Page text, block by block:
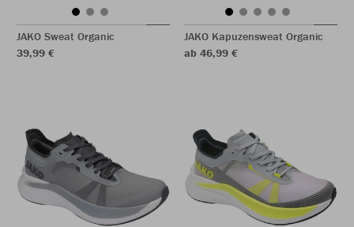
JAKO Sweat Organic
39,99 €
JAKO Kapuzensweat Organic
ab 46,99 €